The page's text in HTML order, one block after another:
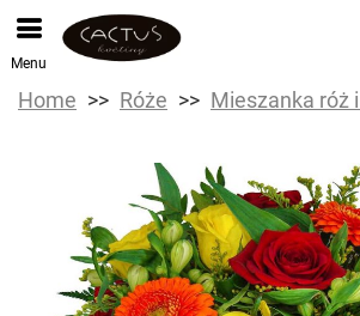
Menu
Home Róże Mieszanka róż